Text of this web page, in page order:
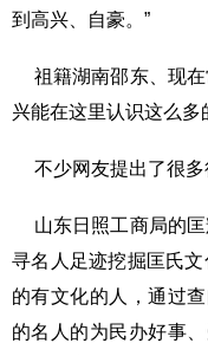
到高兴、自豪。”
祖籍湖南邵东、现
兴能在这里认识这么多
不少网友提出了很多
山东日照工商局的
寻名人足迹挖掘匡氏
的有文化的人，通过
的名人的为民办好事